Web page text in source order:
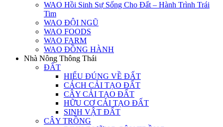
WAO Hồi Sinh Sự Sống Cho Đất – Hành Trình Trái
Tim
WAO ĐỘI NGŨ
WAO FOODS
WAO FARM
WAO ĐỒNG HÀNH
Nhà Nông Thông Thái
ĐẤT
HIỂU ĐÚNG VỀ ĐẤT
CÁCH CẢI TẠO ĐẤT
CÂY CẢI TẠO ĐẤT
HỮU CƠ CẢI TẠO ĐẤT
SINH VẬT ĐẤT
CÂY TRỒNG